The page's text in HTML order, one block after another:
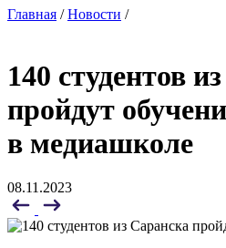
Главная /Новости /
140 студентов
пройдут
в медиашколе
08.11.2023